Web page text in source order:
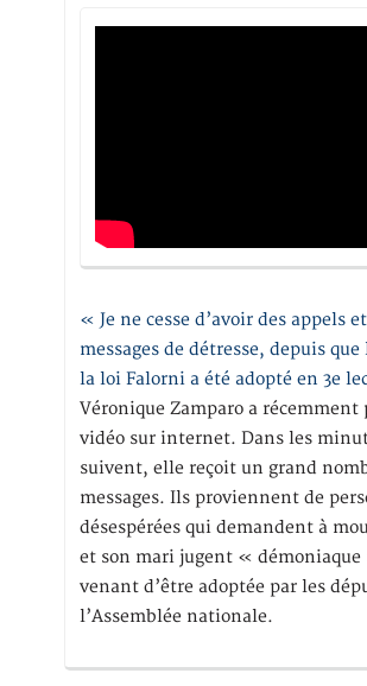
« Je ne cesse d’avoir des appels
messages de détresse, depuis
la loi Falorni a été adopté en 3e
Véronique Zamparo a récemment
vidéo sur internet. Dans les
suivent, elle reçoit un grand
messages. Ils proviennent de
désespérées qui demandent à
et son mari jugent «
venant d’être adoptée par les
l’Assemblée nationale.